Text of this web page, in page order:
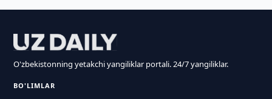
O'zbekistonning yetakchi yangiliklar portali. 24/7 yangiliklar.
BO'LIMLAR